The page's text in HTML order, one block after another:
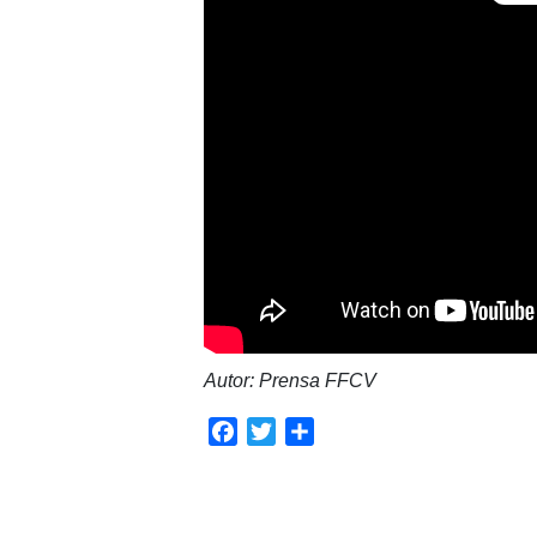
Autor: Prensa FFCV
Facebook
Twitter